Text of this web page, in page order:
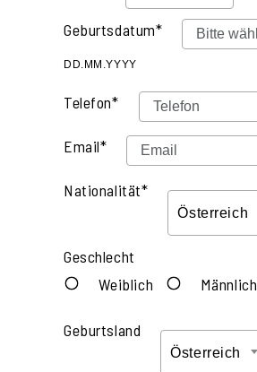
Geburtsdatum*
DD.MM.YYYY
Telefon*
Email*
Nationalität*
Österreich
Geschlecht
Weiblich
Männlich
Geburtsland
Österreich